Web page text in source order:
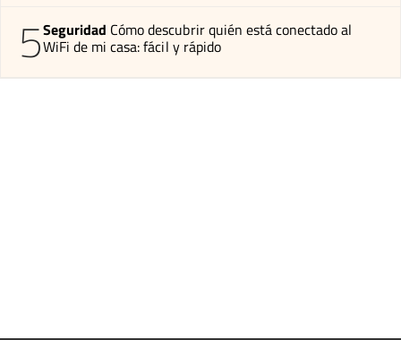
5Seguridad Cómo descubrir quién está conectado al
WiFi de mi casa: fácil y rápido